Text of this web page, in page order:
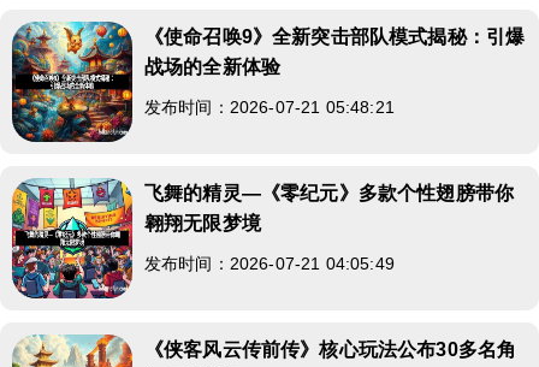
《使命召唤9》全新突击部队模式揭秘：引爆
战场的全新体验
发布时间：2026-07-21 05:48:21
飞舞的精灵—《零纪元》多款个性翅膀带你
翱翔无限梦境
发布时间：2026-07-21 04:05:49
《侠客风云传前传》核心玩法公布30多名角